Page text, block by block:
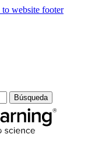
to website footer
Búsqueda